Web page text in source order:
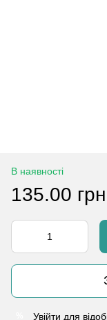
В наявності
135.00 грн
Увійти для